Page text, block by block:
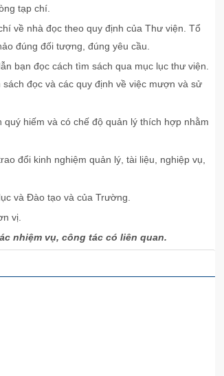
tạp chí.
về nhà đọc theo quy định của Thư viện. Tổ
đúng đối tượng, đúng yêu cầu.
bạn đọc cách tìm sách qua mục lục thư viện.
đọc và các quy định về việc mượn và sử
hiếm và có chế độ quản lý thích hợp nhằm
đổi kinh nghiệm quản lý, tài liệu, nghiệp vụ,
và Đào tạo và của Trường.
vị.
nhiệm vụ, công tác có liên quan.